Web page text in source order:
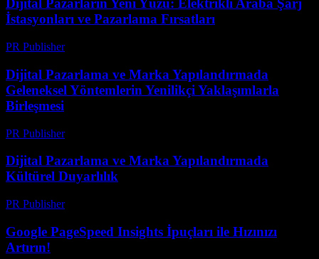
Dijital Pazarların Yeni Yüzü: Elektrikli Araba Şarj
İstasyonları ve Pazarlama Fırsatları
PR Publisher-
Dijital Pazarlama ve Marka Yapılandırmada
Geleneksel Yöntemlerin Yenilikçi Yaklaşımlarla
Birleşmesi
PR Publisher-
Dijital Pazarlama ve Marka Yapılandırmada
Kültürel Duyarlılık
PR Publisher-
Google PageSpeed Insights İpuçları ile Hızınızı
Artırın!